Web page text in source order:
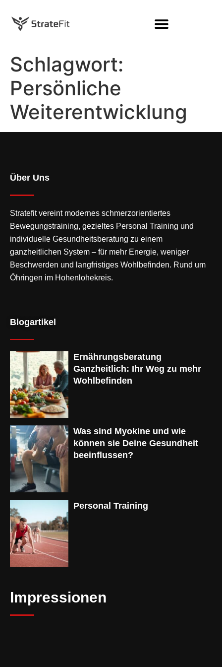
Schlagwort:
Persönliche
Weiterentwicklung
Über Uns
Stratefit vereint modernes schmerzorientiertes
Bewegungstraining, gezieltes Personal Training und
individuelle Gesundheitsberatung zu einem
ganzheitlichen System – für mehr Energie, weniger
Beschwerden und langfristiges Wohlbefinden. Rund um
Öhringen im Hohenlohekreis.
Blogartikel
Ernährungsberatung
Ganzheitlich: Ihr Weg zu mehr
Wohlbefinden
Was sind Myokine und wie
können sie Deine Gesundheit
beeinflussen?
Personal Training
Impressionen